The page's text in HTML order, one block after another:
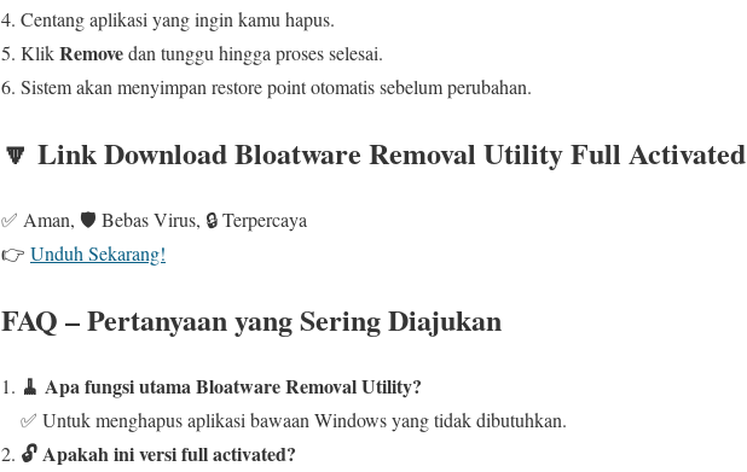
Centang aplikasi yang ingin kamu hapus.
KlikRemovedan tunggu hingga proses selesai.
Sistem akan menyimpan restore point otomatis sebelum perubahan.
🔽 Link Download Bloatware Removal Utility Full Activated
✅ Aman, 🛡️ Bebas Virus, 🔒 Terpercaya
👉 Unduh Sekarang!
FAQ – Pertanyaan yang Sering Diajukan
🧹 Apa fungsi utama Bloatware Removal Utility?
✅ Untuk menghapus aplikasi bawaan Windows yang tidak dibutuhkan.
🔓 Apakah ini versi full activated?